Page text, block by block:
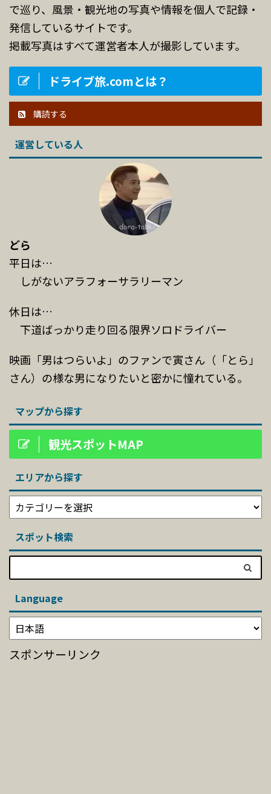
で巡り、風景・観光地の写真や情報を個人で記録・
発信しているサイトです。
掲載写真はすべて運営者本人が撮影しています。
ドライブ旅.comとは？
購読する
運営している人
どら
平日は…
しがないアラフォーサラリーマン
休日は…
下道ばっかり走り回る限界ソロドライバー
映画「男はつらいよ」のファンで寅さん（「とら」
さん）の様な男になりたいと密かに憧れている。
マップから探す
観光スポットMAP
エリアから探す
スポット検索
Language
スポンサーリンク